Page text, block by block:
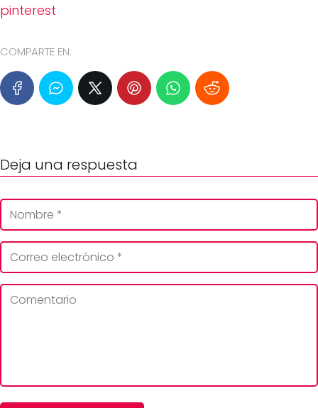
pinterest
COMPARTE EN:
Deja una respuesta